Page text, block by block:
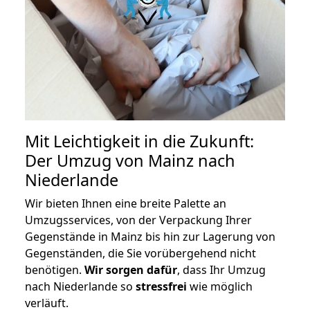
Mit Leichtigkeit in die Zukunft:
Der Umzug von Mainz nach
Niederlande
Wir bieten Ihnen eine breite Palette an
Umzugsservices, von der Verpackung Ihrer
Gegenstände in Mainz bis hin zur Lagerung von
Gegenständen, die Sie vorübergehend nicht
benötigen. Wir sorgen dafür, dass Ihr Umzug
nach Niederlande so stressfrei wie möglich
verläuft.